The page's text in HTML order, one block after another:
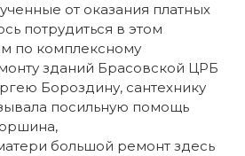
от оказания платных
потрудиться в этом
по комплексному
зданий Брасовской ЦРБ
Бороздину, сантехнику
посильную помощь
большой ремонт здесь